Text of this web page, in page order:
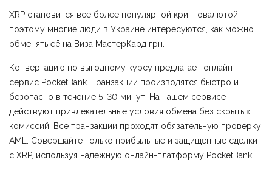
XRP становится все более популярной криптовалютой,
поэтому многие люди в Украине интересуются, как можно
обменять её на Виза МастерКард грн.
Конвертацию по выгодному курсу предлагает онлайн-
сервис PocketBank. Транзакции производятся быстро и
безопасно в течение 5-30 минут. На нашем сервисе
действуют привлекательные условия обмена без скрытых
комиссий. Все транзакции проходят обязательную проверку
AML. Совершайте только прибыльные и защищенные сделки
с XRP, используя надежную онлайн-платформу PocketBank.